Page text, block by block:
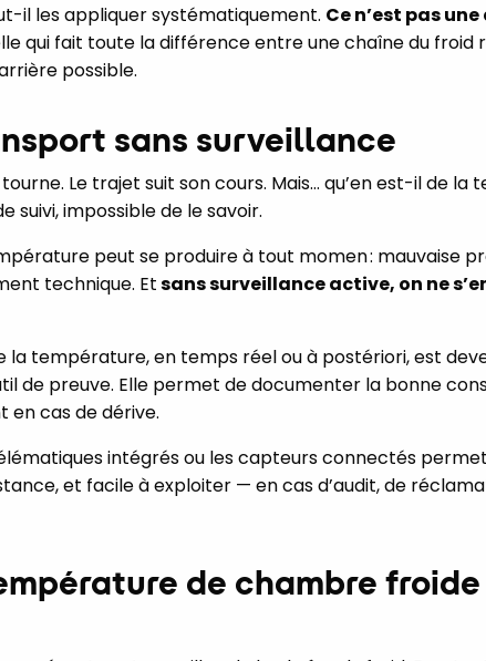
il les appliquer systématiquement. Ce n’est pas
qui fait toute la différence entre une chaîne du froid
possible.
sans surveillance
Le trajet suit son cours. Mais… qu’en est-il de
suivi, impossible de le savoir.
peut se produire à tout momen : mauvaise
technique. Etsans surveillance active, on ne
la température, en temps réel ou à postériori, est
de preuve. Elle permet de documenter la bonne
en cas de dérive.
intégrés ou les capteurs connectés
et facile à exploiter — en cas d’audit, de
de chambre